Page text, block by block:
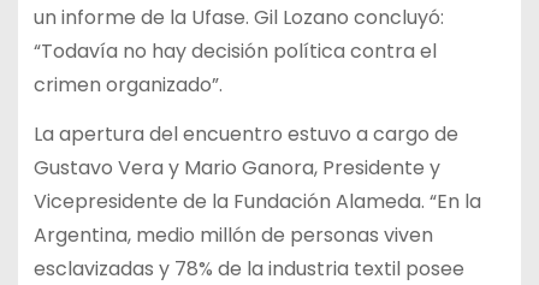
un informe de la Ufase. Gil Lozano concluyó:
“Todavía no hay decisión política contra el
crimen organizado”.
La apertura del encuentro estuvo a cargo de
Gustavo Vera y Mario Ganora, Presidente y
Vicepresidente de la Fundación Alameda. “En la
Argentina, medio millón de personas viven
esclavizadas y 78% de la industria textil posee